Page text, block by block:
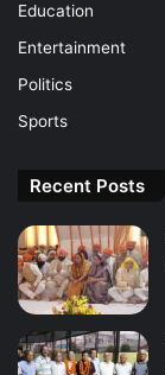
Education
Entertainment
Politics
Sports
Recent Posts